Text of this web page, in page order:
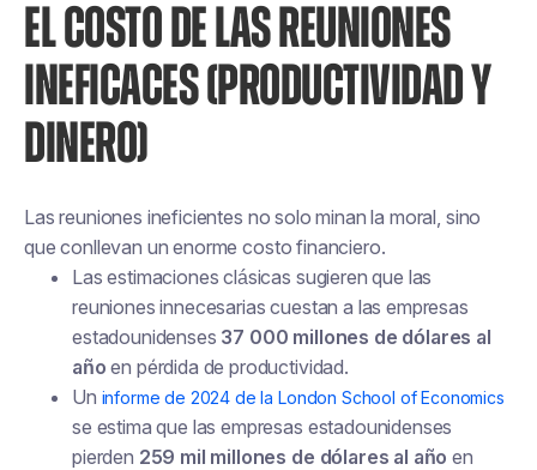
EL COSTO DE LAS REUNIONES
INEFICACES (PRODUCTIVIDAD Y
DINERO)
Las reuniones ineficientes no solo minan la moral, sino
que conllevan un enorme costo financiero.
Las estimaciones clásicas sugieren que las
reuniones innecesarias cuestan a las empresas
estadounidenses 37 000 millones de dólares al
año en pérdida de productividad.
Un informe de 2024 de la London School of Economics
se estima que las empresas estadounidenses
pierden 259 mil millones de dólares al año en